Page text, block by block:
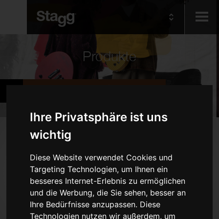
Ihre Privatsphäre ist uns
wichtig
Diese Website verwendet Cookies und
Targeting Technologien, um Ihnen ein
besseres Internet-Erlebnis zu ermöglichen
und die Werbung, die Sie sehen, besser an
Ihre Bedürfnisse anzupassen. Diese
Technologien nutzen wir außerdem, um
Kids
Produkte
Produkte
Blechblasinstrumente
Diverse Blasinstrumente
Saiteninstrumente
Klavierbänke und -Hocker